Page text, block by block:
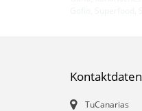
Kontaktdaten
TuCanarias